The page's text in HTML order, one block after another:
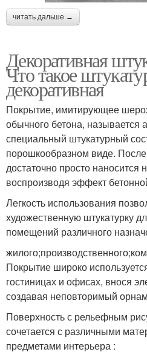
читать дальше →
Декоративная
Что такое
декоративная
Покрытие, имитирующее
обычного бетона, называется
специальный штукатурный
порошкообразном виде.
достаточно просто наносится
воспроизводя эффект
Легкость использования
художественную штукатурку
помещений различного
Покрытие широко
гостиницах и офисах, внося
создавая неповторимый
Поверхность с рельефным
сочетается с различными
предметами интерьера :